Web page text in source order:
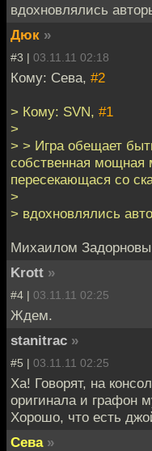
вдохновлялись
Дюк »
#3 | 03.11.11 02:18
Кому: Сева, #2
> Кому: SVN, #1
>
> > Игра обещает
собственная
пересекающася со
>
> вдохновлялись
Михаилом
Krott »
#4 | 03.11.11 02:25
Ждем.
stanitrac »
#5 | 03.11.11 02:25
Ха! Говорят, на
оригинала и графон
Хорошо, что есть
Сева »